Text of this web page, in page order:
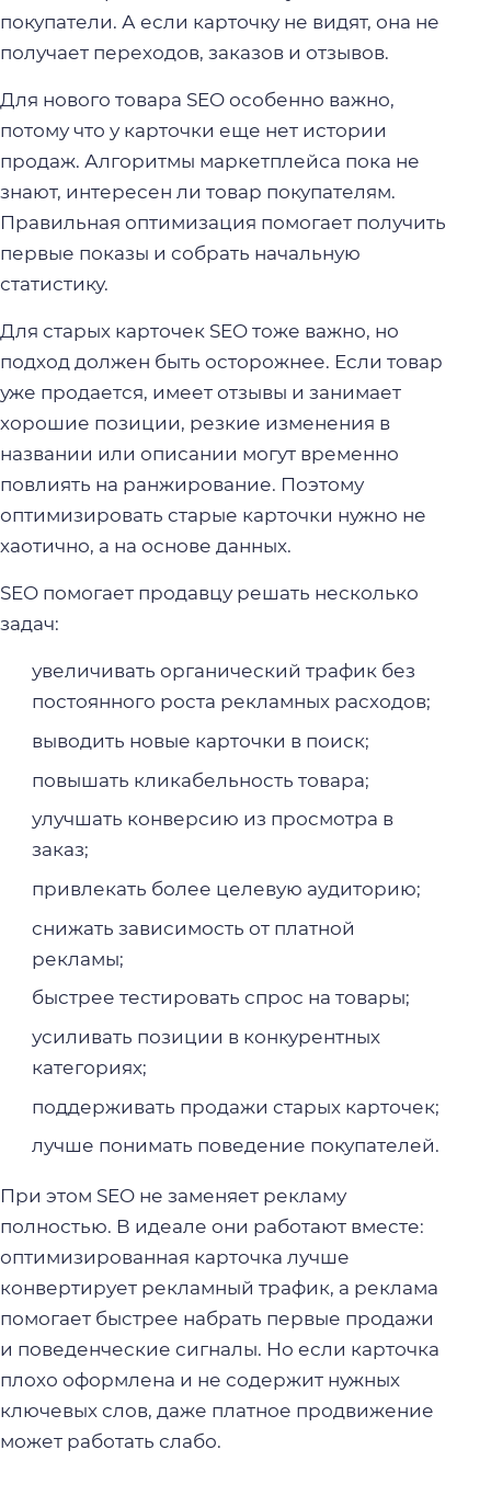
покупатели. А если карточку не видят, она не
получает переходов, заказов и отзывов.
Для нового товара SEO особенно важно,
потому что у карточки еще нет истории
продаж. Алгоритмы маркетплейса пока не
знают, интересен ли товар покупателям.
Правильная оптимизация помогает получить
первые показы и собрать начальную
статистику.
Для старых карточек SEO тоже важно, но
подход должен быть осторожнее. Если товар
уже продается, имеет отзывы и занимает
хорошие позиции, резкие изменения в
названии или описании могут временно
повлиять на ранжирование. Поэтому
оптимизировать старые карточки нужно не
хаотично, а на основе данных.
SEO помогает продавцу решать несколько
задач:
увеличивать органический трафик без
постоянного роста рекламных расходов;
выводить новые карточки в поиск;
повышать кликабельность товара;
улучшать конверсию из просмотра в
заказ;
привлекать более целевую аудиторию;
снижать зависимость от платной
рекламы;
быстрее тестировать спрос на товары;
усиливать позиции в конкурентных
категориях;
поддерживать продажи старых карточек;
лучше понимать поведение покупателей.
При этом SEO не заменяет рекламу
полностью. В идеале они работают вместе:
оптимизированная карточка лучше
конвертирует рекламный трафик, а реклама
помогает быстрее набрать первые продажи
и поведенческие сигналы. Но если карточка
плохо оформлена и не содержит нужных
ключевых слов, даже платное продвижение
может работать слабо.